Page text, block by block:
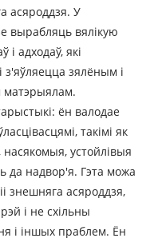
асяроддзя. У
вырабляць вялікую
і адходаў, які
з'яўляецца зялёным і
матэрыялам.
ён валодае
такімі як
устойлівыя
да надвор'я. Гэта можа
знешняга асяроддзя,
і не схільны
і іншых праблем. Ён